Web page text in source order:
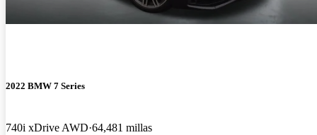
2022 BMW 7 Series
740i xDrive AWD 64,481 millas